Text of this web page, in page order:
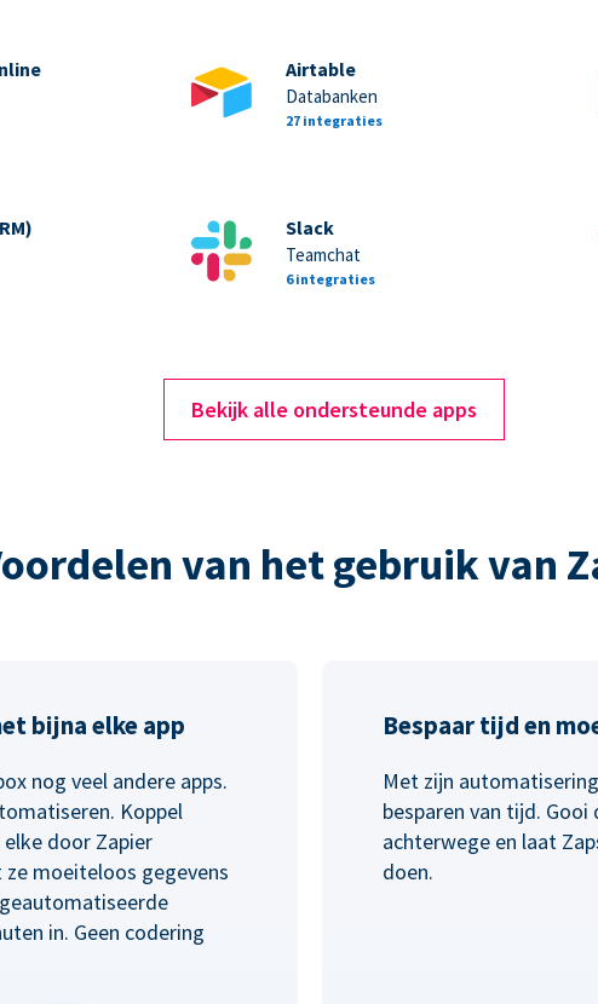
Airtable
Databanken
27 integraties
Slack
Teamchat
6 integraties
Bekijk alle ondersteunde apps
van het gebruik van
bijna elke app
nog veel andere apps.
Koppel
door Zapier
moeiteloos gegevens
in. Geen codering
Bespaar tijd en
Met zijn
besparen van tijd.
achterwege en laat
doen.